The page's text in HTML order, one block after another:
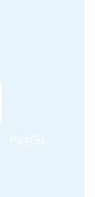
Pamflet